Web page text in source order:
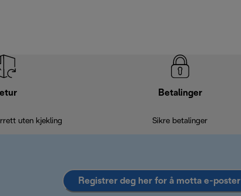
uten kjekling
Betalinger
Sikre betalinger
Registrer deg her for å motta e-poster